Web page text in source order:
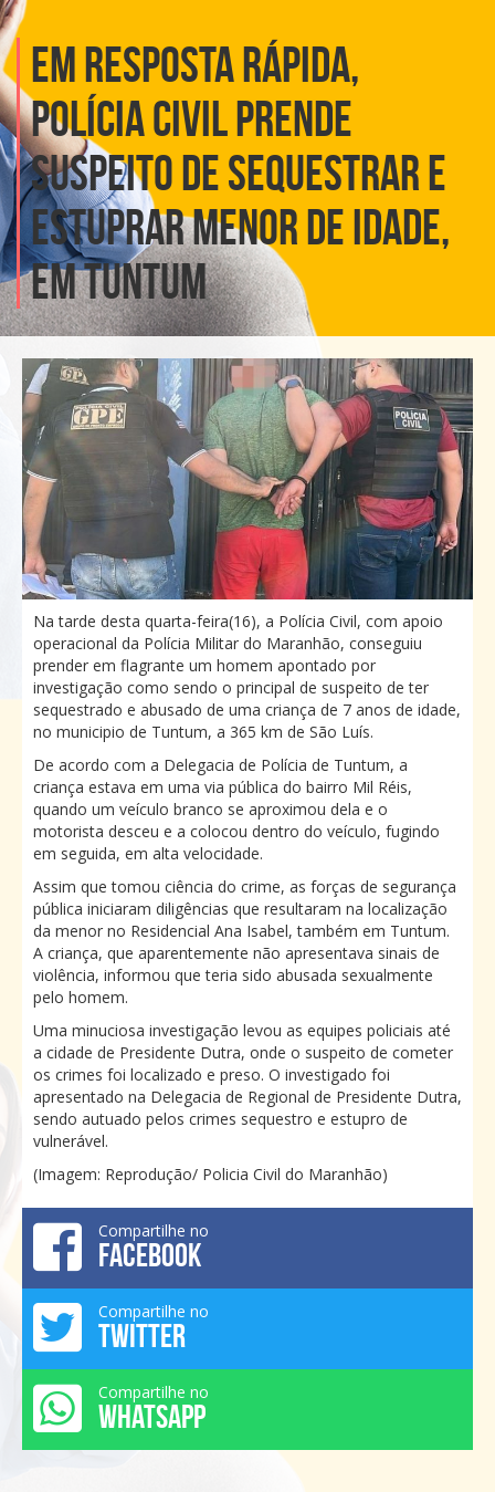
EM RESPOSTA RÁPIDA,
POLÍCIA CIVIL PRENDE
SUSPEITO DE SEQUESTRAR E
ESTUPRAR MENOR DE IDADE,
EM TUNTUM
Na tarde desta quarta-feira(16), a Polícia Civil, com apoio
operacional da Polícia Militar do Maranhão, conseguiu
prender em flagrante um homem apontado por
investigação como sendo o principal de suspeito de ter
sequestrado e abusado de uma criança de 7 anos de idade,
no municipio de Tuntum, a 365 km de São Luís.
De acordo com a Delegacia de Polícia de Tuntum, a
criança estava em uma via pública do bairro Mil Réis,
quando um veículo branco se aproximou dela e o
motorista desceu e a colocou dentro do veículo, fugindo
em seguida, em alta velocidade.
Assim que tomou ciência do crime, as forças de segurança
pública iniciaram diligências que resultaram na localização
da menor no Residencial Ana Isabel, também em Tuntum.
A criança, que aparentemente não apresentava sinais de
violência, informou que teria sido abusada sexualmente
pelo homem.
Uma minuciosa investigação levou as equipes policiais até
a cidade de Presidente Dutra, onde o suspeito de cometer
os crimes foi localizado e preso. O investigado foi
apresentado na Delegacia de Regional de Presidente Dutra,
sendo autuado pelos crimes sequestro e estupro de
vulnerável.
(Imagem: Reprodução/ Policia Civil do Maranhão)
Compartilhe no
FACEBOOK
Compartilhe no
TWITTER
Compartilhe no
WHATSAPP